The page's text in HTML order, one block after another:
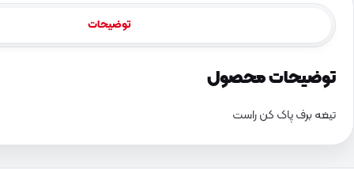
توضیحات
توضیحات محصول
تیغه برف پاک کن راست